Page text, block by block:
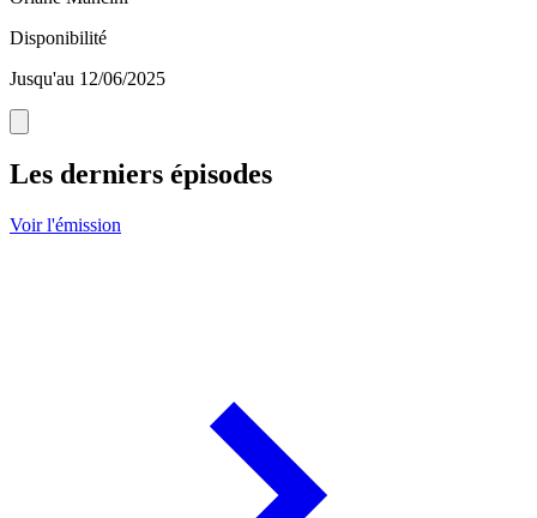
Disponibilité
Jusqu'au 12/06/2025
Les derniers épisodes
Voir l'émission